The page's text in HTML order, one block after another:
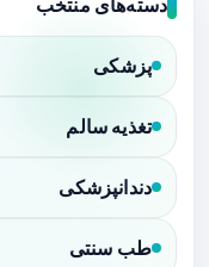
پزشکی
تغذیه سالم
دندانپزشکی
طب سنتی